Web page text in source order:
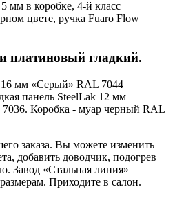
мм в коробке, 4-й класс
цвете, ручка Fuaro Flow
платиновый гладкий.
мм «Серый» RAL 7044
панель SteelLak 12 мм
Коробка - муар черный RAL
заказа. Вы можете изменить
добавить доводчик, подогрев
Завод «Стальная линия»
Приходите в салон.